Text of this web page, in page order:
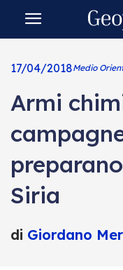
17/04/2018Medio
Armi
Siria
di Giordano